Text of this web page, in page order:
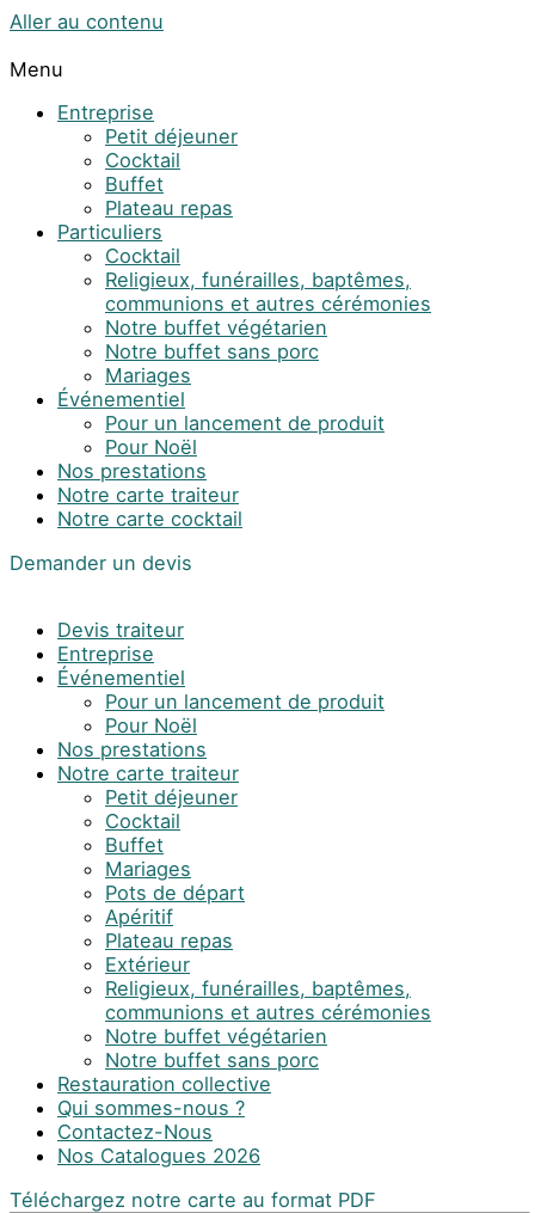
Aller au contenu
Menu
Entreprise
Petit déjeuner
Cocktail
Buffet
Plateau repas
Particuliers
Cocktail
Religieux, funérailles, baptêmes,
communions et autres cérémonies
Notre buffet végétarien
Notre buffet sans porc
Mariages
Événementiel
Pour un lancement de produit
Pour Noël
Nos prestations
Notre carte traiteur
Notre carte cocktail
Demander un devis
Devis traiteur
Entreprise
Événementiel
Pour un lancement de produit
Pour Noël
Nos prestations
Notre carte traiteur
Petit déjeuner
Cocktail
Buffet
Mariages
Pots de départ
Apéritif
Plateau repas
Extérieur
Religieux, funérailles, baptêmes,
communions et autres cérémonies
Notre buffet végétarien
Notre buffet sans porc
Restauration collective
Qui sommes-nous ?
Contactez-Nous
Nos Catalogues 2026
Téléchargez notre carte au format PDF